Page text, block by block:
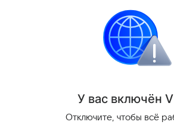
впервые дозаправили в воздухе.
военная техника
У вас включён V
Отключите, чтобы всё